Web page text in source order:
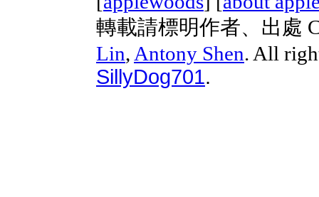
轉載請標明作者、出處
Lin, Antony Shen. All
SillyDog701.